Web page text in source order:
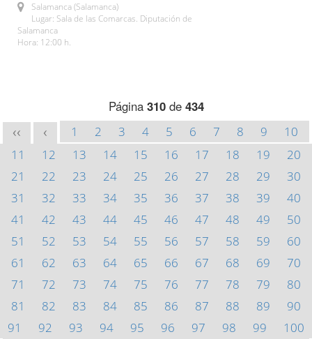
Salamanca (Salamanca)
Lugar: Sala de las Comarcas. Diputación de
Salamanca
Hora: 12:00 h.
Página 310de 434
<< < 1 2 3 4 5 6 7 8 9
10
11
12 13 14 15 16 17 18 19
20
21
22 23 24 25 26 27 28 29
30
31
32 33 34 35 36 37 38 39
40
41
42 43 44 45 46 47 48 49
50
51
52 53 54 55 56 57 58 59
60
61
62 63 64 65 66 67 68 69
70
71
72 73 74 75 76 77 78 79
80
81
82 83 84 85 86 87 88 89
90
91
92 93 94 95 96 97 98 99
100